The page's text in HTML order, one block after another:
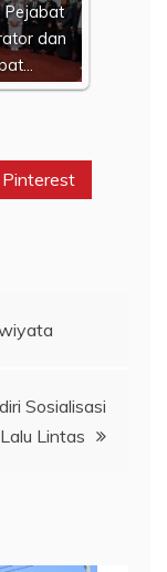
Pejabat
dan
Pinterest
Sosialisasi
Lintas